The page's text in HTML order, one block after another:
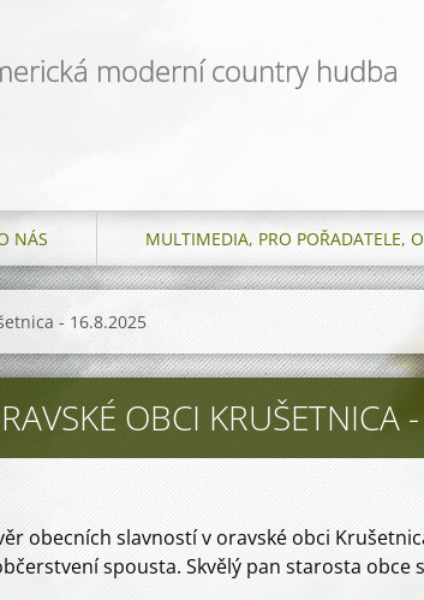
moderní country hudba
NÁS MULTIMEDIA, PRO POŘADATELE,
- 16.8.2025
OBCI
obecních slavností v oravské obci
spousta. Skvělý pan starosta